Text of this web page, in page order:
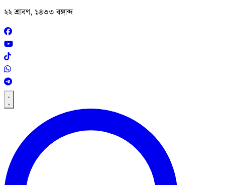
২২ শ্রাবণ, ১৪৩৩ বঙ্গাব্দ